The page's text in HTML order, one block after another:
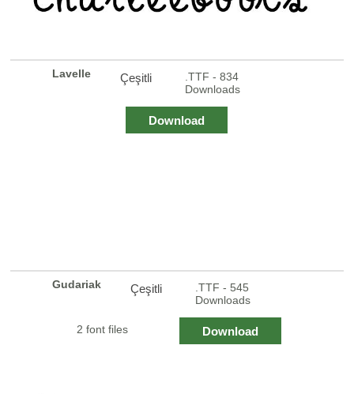
Lavelle Çeşitli
.TTF - 834
Downloads
Download
Gudariak Çeşitli
.TTF - 545
Downloads
2 font files Download